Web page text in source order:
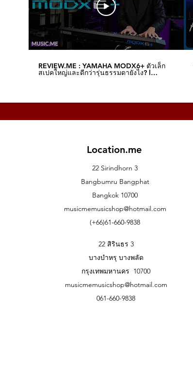
REVIEW.ME : YAMAHA MODX6+ ตัวเล็ก
สเปคใหญ่และดีกว่ารุ่นธรรมดายังไง? l
Music.me
Location.me
22 Sirindhorn 3
Bangbumru Bangphat
Bangkok 10700
musicmemusicshop@hotmail.com
(+66)61-660-9838
22 สิรินธร 3
บางบำหรุ บางพลัด
กรุงเทพมหานคร 10700
musicmemusicshop@hotmail.com
061-660-9838